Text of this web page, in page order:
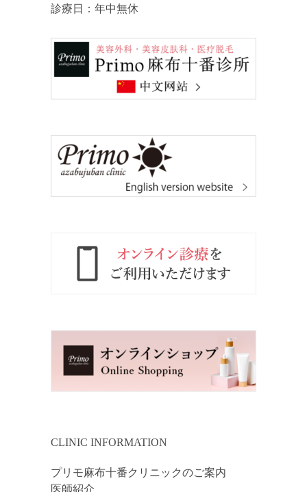
診療日：年中無休
CLINIC INFORMATION
プリモ麻布十番クリニックのご案内
医師紹介